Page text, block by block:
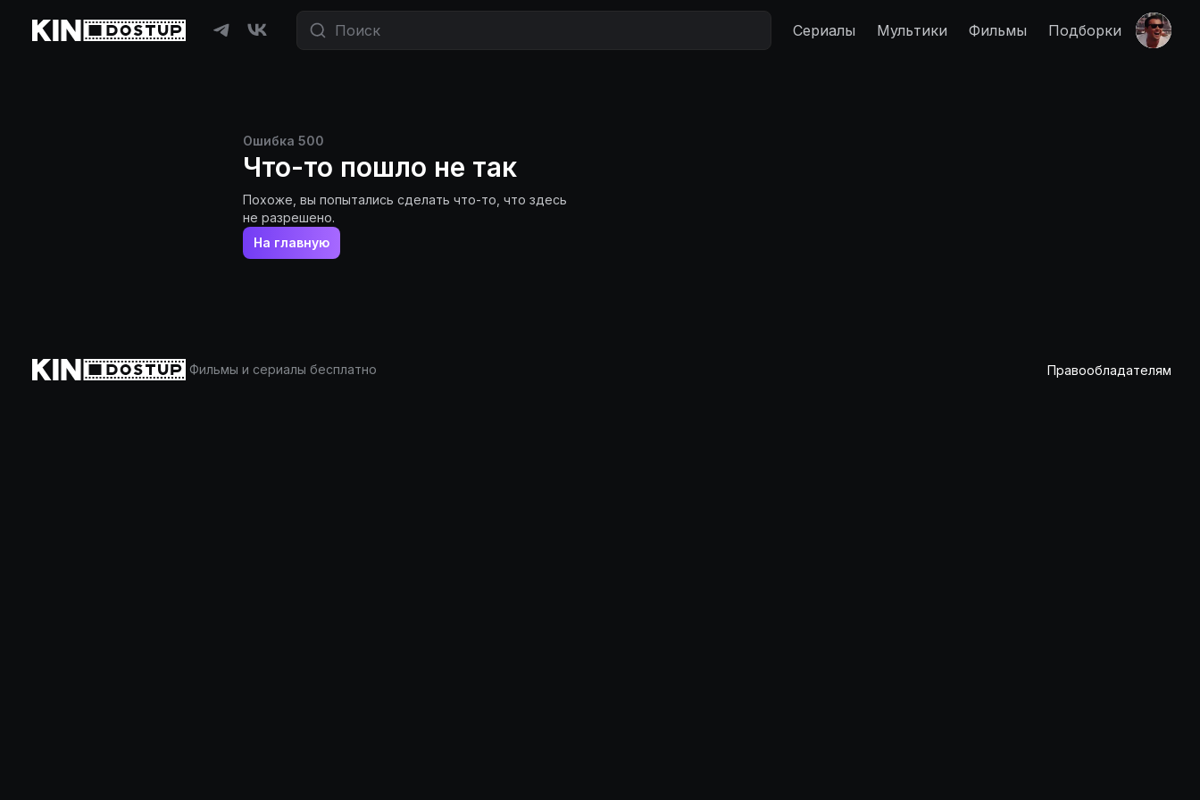
Сериалы Мультики Фильмы Подборки
Ошибка 500
Что-то пошло не так
Похоже, вы попытались сделать что-то, что здесь
не разрешено.
На главную
Фильмы и сериалы бесплатно Правообладателям